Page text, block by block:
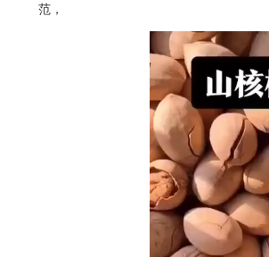
范，